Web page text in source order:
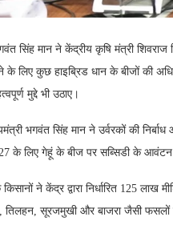
सिंह मान ने केंद्रीय कृषि मंत्री
कुछ हाइब्रिड धान के बीजों की
मुद्दे भी उठाए।
भगवंत सिंह मान ने उर्वरकों की
के लिए गेहूं के बीज पर सब्सिडी के आवंटन
ने केंद्र द्वारा निर्धारित 125 लाख
तिलहन, सूरजमुखी और बाजरा जैसी